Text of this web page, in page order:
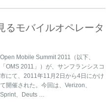
るモバイルオペレータ
Open Mobile Summit 2011（以下、
「OMS 2011」）が、サンフランシスコ
市にて、2011年11月2日から4日にかけ
て開催された。今回は、Verizon、
Sprint、Deuts …